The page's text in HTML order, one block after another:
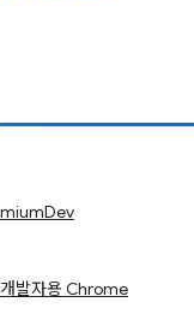
발자용 Chrome